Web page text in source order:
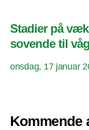
Stadier på
sovende til
onsdag, 17 januar
Kommende